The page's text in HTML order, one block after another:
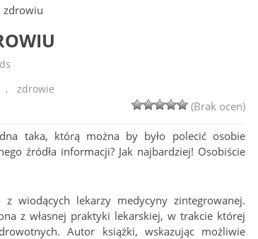
zdrowiu
, zdrowie
(Brak ocen)
taka, którą można by było polecić osobie
źródła informacji? Jak najbardziej! Osobiście
wiodących lekarzy medycyny zintegrowanej.
z własnej praktyki lekarskiej, w trakcie której
Autor książki, wskazując możliwie